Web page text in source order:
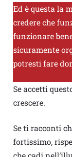
Ed è questa la
credere che
funzionare
sicuramente
potresti fare
Se accetti
crescere.
Se ti racconti
fortissimo,